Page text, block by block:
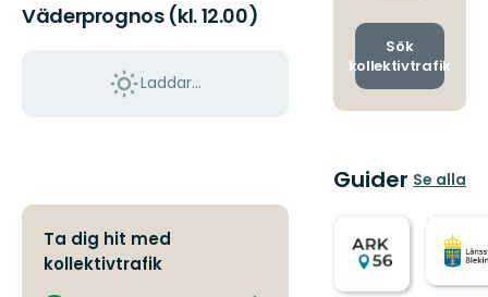
Väderprognos (kl. 12.00)
Laddar...
Ta dig hit med
kollektivtrafik
och
Sök
kollektivtrafik
Guider Se alla